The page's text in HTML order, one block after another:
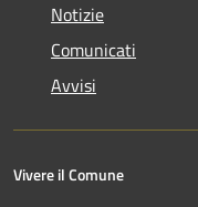
Notizie
Comunicati
Avvisi
Vivere il Comune